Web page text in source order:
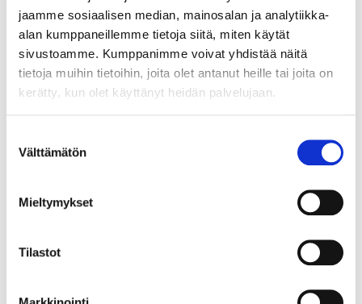
jaamme sosiaalisen median, mainosalan ja analytiikka-
alan kumppaneillemme tietoja siitä, miten käytät
sivustoamme. Kumppanimme voivat yhdistää näitä
tietoja muihin tietoihin, joita olet antanut heille tai joita on
kerätty, kun olet käyttänyt heidän palvelujaan.
valinta
Välttämätön
Mieltymykset
Tilastot